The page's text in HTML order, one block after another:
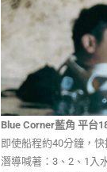
Blue Corner藍角 平
即使船程約40分鐘，
潛導喊著：3、2、1入